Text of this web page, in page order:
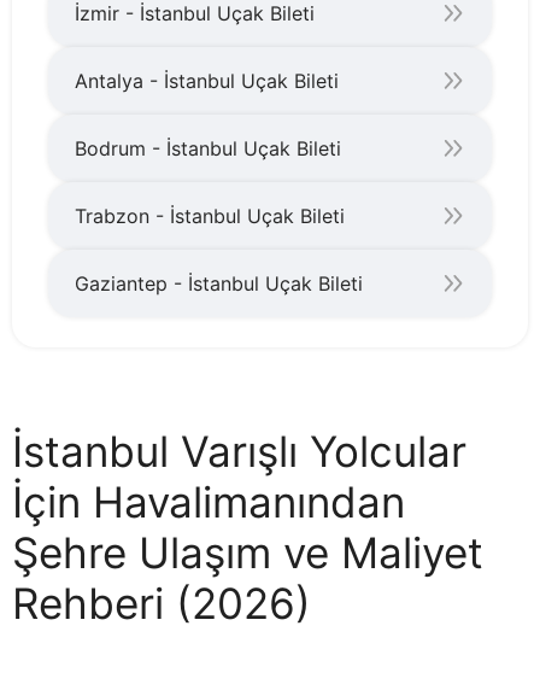
İzmir - İstanbul Uçak Bileti
Antalya - İstanbul Uçak Bileti
Bodrum - İstanbul Uçak Bileti
Trabzon - İstanbul Uçak Bileti
Gaziantep - İstanbul Uçak Bileti
İstanbul Varışlı Yolcular
İçin Havalimanından
Şehre Ulaşım ve Maliyet
Rehberi (2026)